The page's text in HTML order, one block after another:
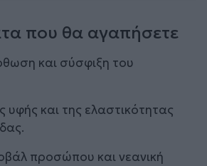
που θα αγαπήσετε
και σύσφιξη του
υφής και της ελαστικότητας
προσώπου και νεανική